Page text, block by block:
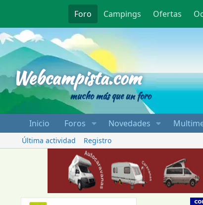
Foro Campings Ofertas
Webcampista.com
mucho más que un foro
Inicio Foros Novedades
Última actividad Registro